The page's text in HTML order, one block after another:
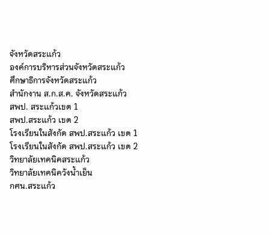
จังหวัดสระแก้ว
องค์การบริหารส่วนจังหวัดสระแก้ว
ศึกษาธิการจังหวัดสระแก้ว
สำนักงาน ส.ก.ส.ค. จังหวัดสระแก้ว
สพป. สระแก้วเขต 1
สพป.สระแก้ว เขต 2
โรงเรียนในสังกัด สพป.สระแก้ว เขต 1
โรงเรียนในสังกัด สพป.สระแก้ว เขต 2
วิทยาลัยเทคนิคสระแก้ว
วิทยาลัยเทคนิควังน้ำเย็น
กศน.สระแก้ว